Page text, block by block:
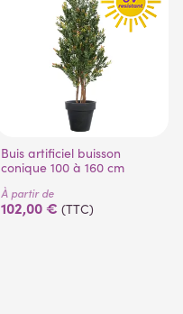
Buis artificiel buisson
conique 100 à 160 cm
À partir de
102,00 € (TTC)